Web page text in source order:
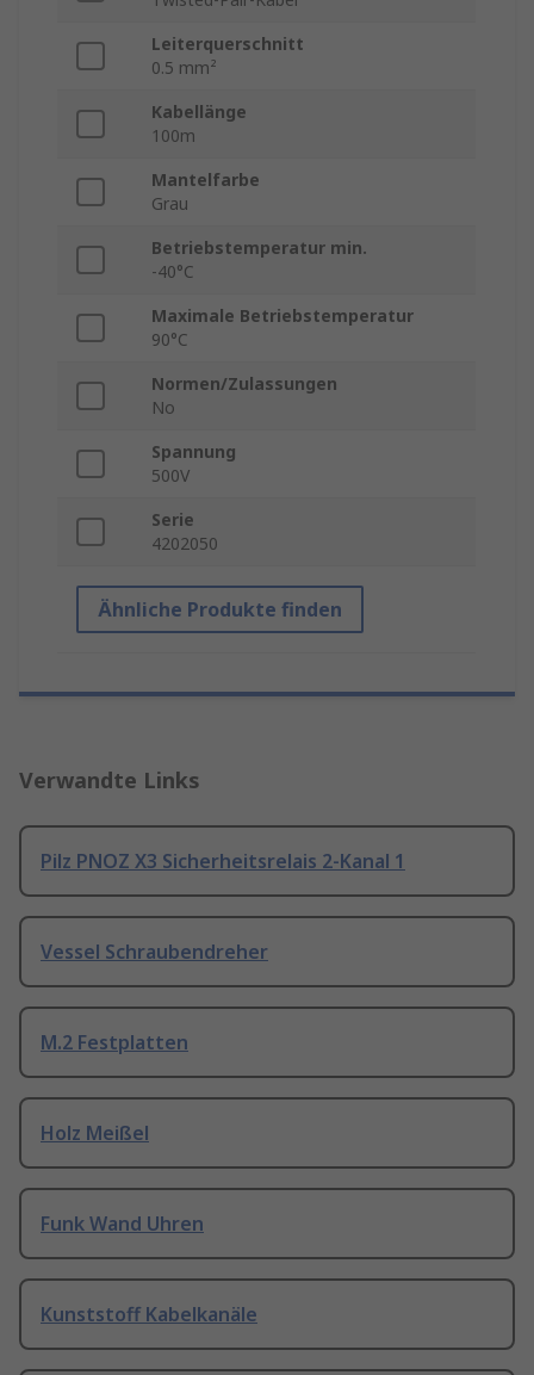
Leiterquerschnitt
0.5 mm²
Kabellänge
100m
Mantelfarbe
Grau
Betriebstemperatur min.
-40°C
Maximale Betriebstemperatur
90°C
Normen/Zulassungen
No
Spannung
500V
Serie
4202050
Ähnliche Produkte finden
Verwandte Links
Pilz PNOZ X3 Sicherheitsrelais 2-Kanal 1
Vessel Schraubendreher
M.2 Festplatten
Holz Meißel
Funk Wand Uhren
Kunststoff Kabelkanäle